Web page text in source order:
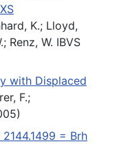
K.; Lloyd,
Renz, W. IBVS
with Displaced
F.;
= Brh